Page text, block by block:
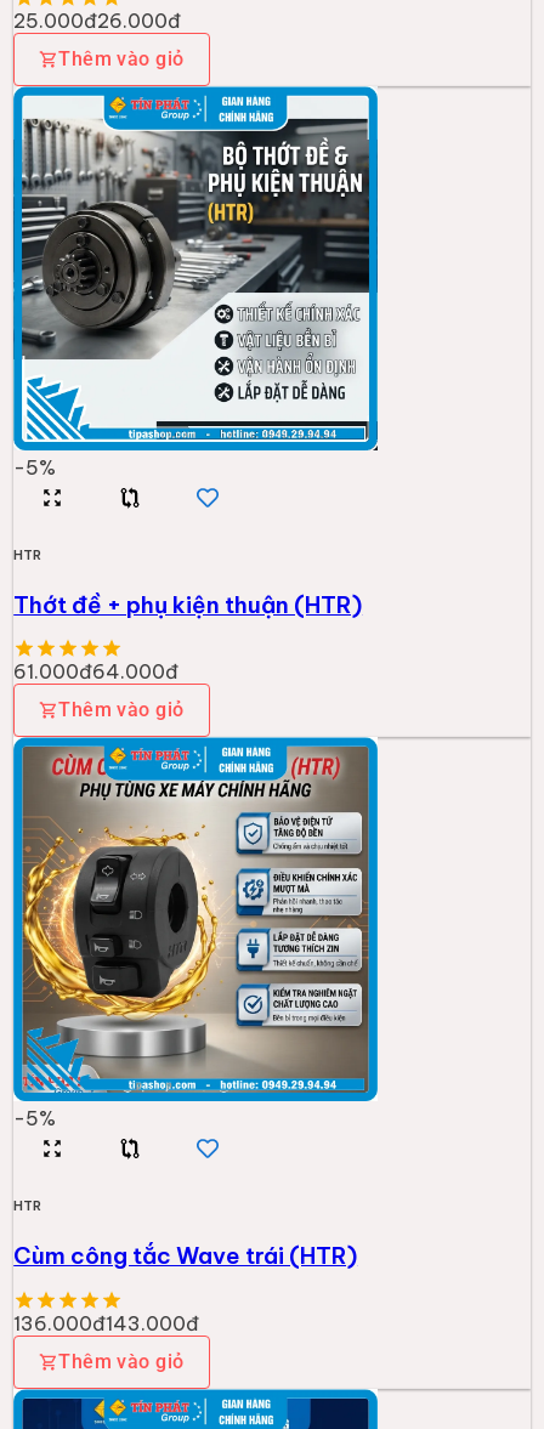
25.000đ26.000đ
Thêm vào giỏ
-5%
HTR
Thớt đề + phụ kiện thuận (HTR)
61.000đ64.000đ
Thêm vào giỏ
-5%
HTR
Cùm công tắc Wave trái (HTR)
136.000đ143.000đ
Thêm vào giỏ